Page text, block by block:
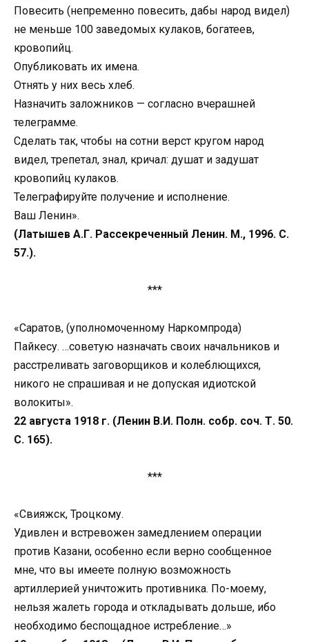
Повесить (непременно повесить, дабы народ видел)
не меньше 100 заведомых кулаков, богатеев,
кровопийц.
Опубликовать их имена.
Отнять у них весь хлеб.
Назначить заложников — согласно вчерашней
телеграмме.
Сделать так, чтобы на сотни верст кругом народ
видел, трепетал, знал, кричал: душат и задушат
кровопийц кулаков.
Телеграфируйте получение и исполнение.
Ваш Ленин».
(Латышев А.Г. Рассекреченный Ленин. М., 1996. С.
57.).
***
«Саратов, (уполномоченному Наркомпрода)
Пайкесу. …советую назначать своих начальников и
расстреливать заговорщиков и колеблющихся,
никого не спрашивая и не допуская идиотской
волокиты».
22 августа 1918 г. (Ленин В.И. Полн. собр. соч. Т. 50.
С. 165).
***
«Свияжск, Троцкому.
Удивлен и встревожен замедлением операции
против Казани, особенно если верно сообщенное
мне, что вы имеете полную возможность
артиллерией уничтожить противника. По-моему,
нельзя жалеть города и откладывать дольше, ибо
необходимо беспощадное истребление…»